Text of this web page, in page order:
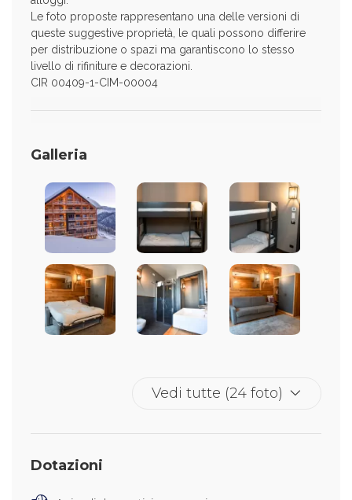
Le foto proposte rappresentano una delle versioni di
queste suggestive proprietà, le quali possono differire
per distribuzione o spazi ma garantiscono lo stesso
livello di rifiniture e decorazioni.
CIR 00409-1-CIM-00004
Galleria
Vedi tutte (24 foto)
Dotazioni